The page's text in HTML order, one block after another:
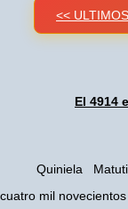
<<
El 4914
Quiniela
cuatro mil